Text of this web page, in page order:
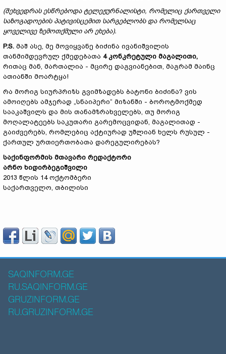
(შეხვედრას ესწრებოდა ტელეჟურნალისტი, რომელიც ქართველი
საზოგადოების პატივისცემით სარგებლობს და რომელსაც
ყოველივე ზემოთქმული არ ეხება).
P.S. მაშ ასე, მე მოვიყვანე ბიძინა ივანიშვილის
თანმიმდევრულ ქმედებათა 4 კონკრეტული მაგალითი,
რითაც მან, მართალია - მცირე დაგვიანებით, მაგრამ მაინც
ათიანში მოარტყა!
რა მორიგ სიურპრიზს გვიმზადებს ბატონი ბიძინა? ვის
ამოიღებს ამჯერად „სნაიპერი“ მიზანში - ბოროტმოქმედ
სააკაშვილს და მის თანამზრახველებს, თუ მორიგ
მოღალატეებს საკუთარი გარემოცვიდან, მაგალითად -
გაიძვერებს, რომლებიც აქტიურად უშლიან ხელს რუსულ -
ქართულ ურთიერთობათა დარეგულირებას?
საქინფორმის მთავარი რედაქტორი
არნო ხიდირბეგიშვილი
2013 წლის 14 ოქტომბერი
საქართველო, თბილისი
SAQINFORM.GE
RU.SAQINFORM.GE
GRUZINFORM.GE
RU.GRUZINFORM.GE